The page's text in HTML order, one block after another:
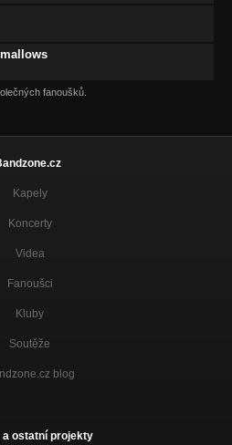
fanoušků.
Kapely
Koncerty
Videa
Fanoušci
Kluby
Soutěže
blog
a ostatní projekty